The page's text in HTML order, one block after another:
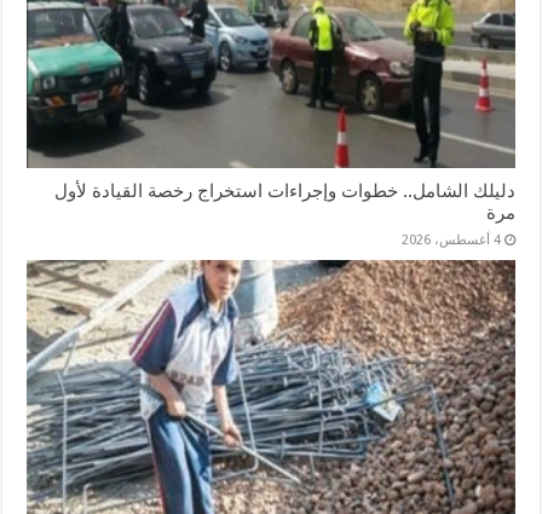
دليلك الشامل.. خطوات وإجراءات استخراج رخصة القيادة لأول
مرة
4 أغسطس، 2026